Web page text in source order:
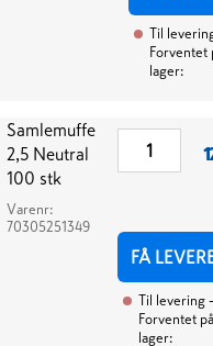
Til
Forventet
lager:
Samlemuffe
2,5 Neutral
100 stk
Varenr:
70305251349
FÅ
Til levering -
Forventet på
lager: